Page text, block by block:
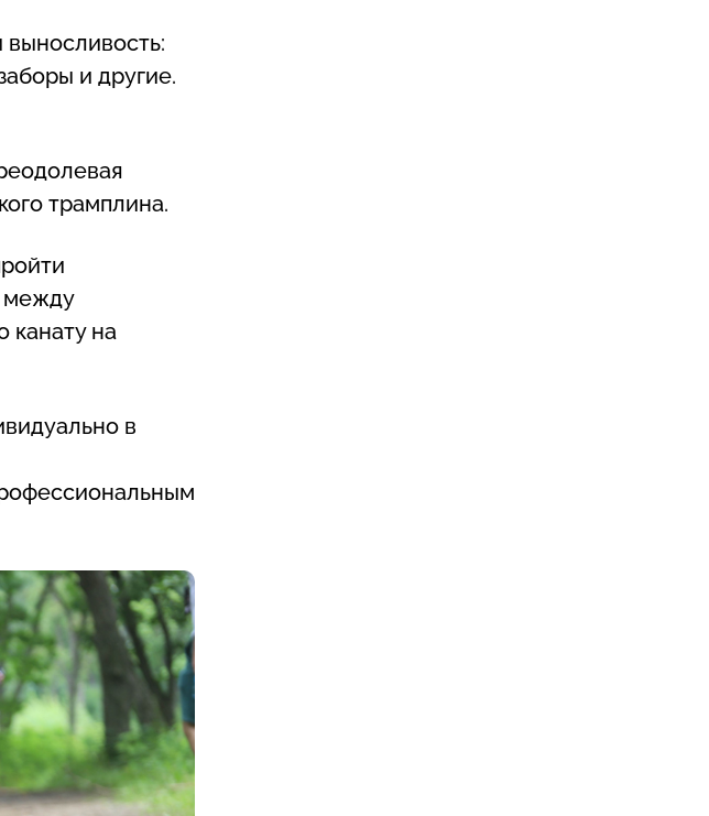
и другие.
трамплина.
между
канату на
в